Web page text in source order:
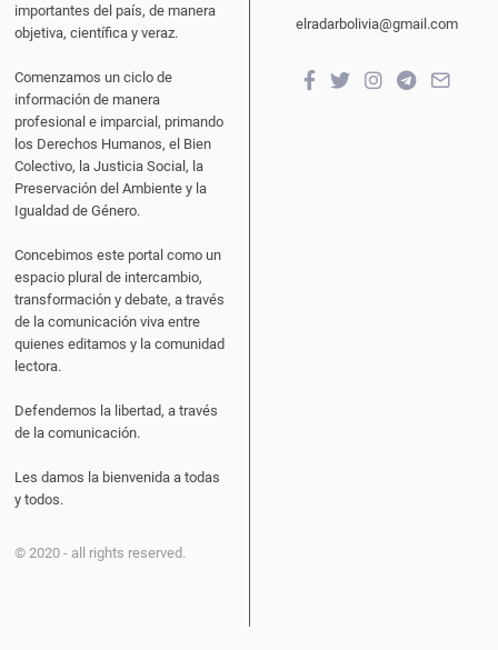
importantes del país, de manera
objetiva, científica y veraz.
Comenzamos un ciclo de
información de manera
profesional e imparcial, primando
los Derechos Humanos, el Bien
Colectivo, la Justicia Social, la
Preservación del Ambiente y la
Igualdad de Género.
Concebimos este portal como un
espacio plural de intercambio,
transformación y debate, a través
de la comunicación viva entre
quienes editamos y la comunidad
lectora.
Defendemos la libertad, a través
de la comunicación.
Les damos la bienvenida a todas
y todos.
© 2020 - all rights reserved.
elradarbolivia@gmail.com